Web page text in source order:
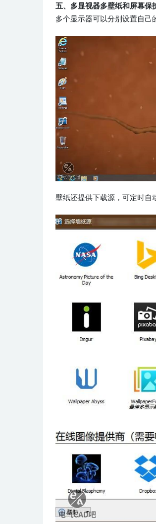
五、多显视器多壁纸和屏幕保
多个显示器可以分别设置自己
壁纸还提供下载源，可定时自